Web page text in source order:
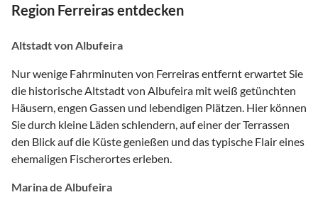
Region Ferreiras entdecken
Altstadt von Albufeira
Nur wenige Fahrminuten von Ferreiras entfernt erwartet Sie
die historische Altstadt von Albufeira mit weiß getünchten
Häusern, engen Gassen und lebendigen Plätzen. Hier können
Sie durch kleine Läden schlendern, auf einer der Terrassen
den Blick auf die Küste genießen und das typische Flair eines
ehemaligen Fischerortes erleben.
Marina de Albufeira